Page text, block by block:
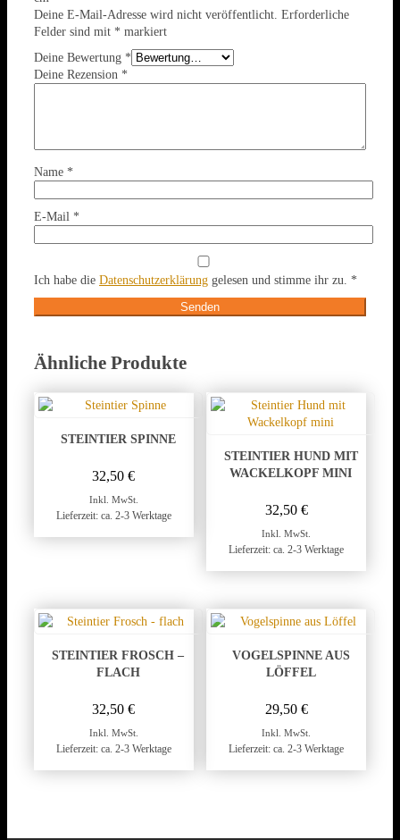
Deine E-Mail-Adresse wird nicht veröffentlicht. Erforderliche
Felder sind mit * markiert
Deine Bewertung *
Deine Rezension *
Name *
E-Mail *
Ich habe die Datenschutzerklärung gelesen und stimme ihr zu. *
Ähnliche Produkte
STEINTIER SPINNE
32,50€
Inkl. MwSt.
Lieferzeit: ca. 2-3 Werktage
STEINTIER HUND MIT
WACKELKOPF MINI
32,50 €
Inkl. MwSt.
Lieferzeit: ca. 2-3 Werktage
STEINTIER FROSCH –
FLACH
32,50€
Inkl. MwSt.
Lieferzeit: ca. 2-3 Werktage
VOGELSPINNE AUS
LÖFFEL
29,50 €
Inkl. MwSt.
Lieferzeit: ca. 2-3 Werktage